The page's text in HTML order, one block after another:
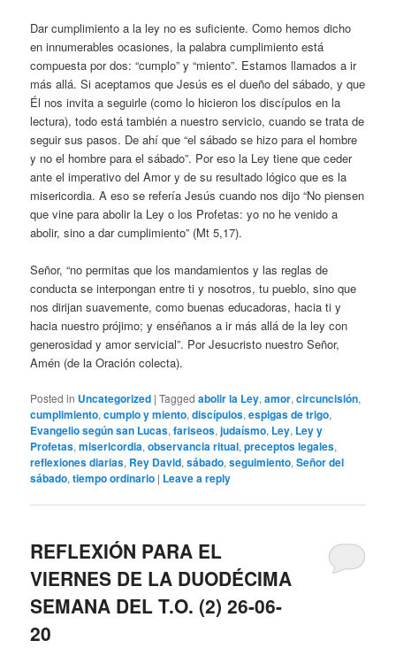
Dar cumplimiento a la ley no es suficiente. Como hemos dicho
en innumerables ocasiones, la palabra cumplimiento está
compuesta por dos: “cumplo” y “miento”. Estamos llamados a ir
más allá. Si aceptamos que Jesús es el dueño del sábado, y que
Él nos invita a seguirle (como lo hicieron los discípulos en la
lectura), todo está también a nuestro servicio, cuando se trata de
seguir sus pasos. De ahí que “el sábado se hizo para el hombre
y no el hombre para el sábado”. Por eso la Ley tiene que ceder
ante el imperativo del Amor y de su resultado lógico que es la
misericordia. A eso se refería Jesús cuando nos dijo “No piensen
que vine para abolir la Ley o los Profetas: yo no he venido a
abolir, sino a dar cumplimiento” (Mt 5,17).
Señor, “no permitas que los mandamientos y las reglas de
conducta se interpongan entre ti y nosotros, tu pueblo, sino que
nos dirijan suavemente, como buenas educadoras, hacia ti y
hacia nuestro prójimo; y enséñanos a ir más allá de la ley con
generosidad y amor servicial”. Por Jesucristo nuestro Señor,
Amén (de la Oración colecta).
Posted in Uncategorized |Tagged abolir la Ley,amor,circuncisión,
cumplimiento,cumplo y miento,discípulos,espigas de trigo,
Evangelio según san Lucas,fariseos,judaísmo, Ley, Ley y
Profetas,misericordia,observancia ritual,preceptos legales,
reflexiones diarias, Rey David,sábado,seguimiento,Señor del
sábado,tiempo ordinario | Leave a reply
REFLEXIÓN PARA EL
VIERNES DE LA DUODÉCIMA
SEMANA DEL T.O. (2) 26-06-
20